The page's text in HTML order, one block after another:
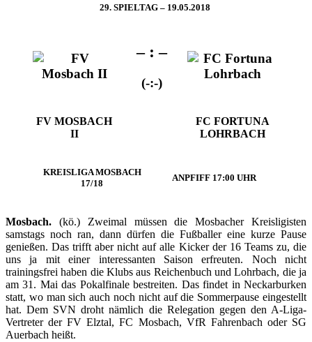
29. SPIELTAG – 19.05.2018
– : –
(-:-)
FV MOSBACH
II
FC FORTUNA
LOHRBACH
KREISLIGA MOSBACH
17/18
ANPFIFF 17:00 UHR
Mosbach. (kö.) Zweimal müssen die Mosbacher Kreisligisten
samstags noch ran, dann dürfen die Fußballer eine kurze Pause
genießen. Das trifft aber nicht auf alle Kicker der 16 Teams zu, die
uns ja mit einer interessanten Saison erfreuten. Noch nicht
trainingsfrei haben die Klubs aus Reichenbuch und Lohrbach, die ja
am 31. Mai das Pokalfinale bestreiten. Das findet in Neckarburken
statt, wo man sich auch noch nicht auf die Sommerpause eingestellt
hat. Dem SVN droht nämlich die Relegation gegen den A-Liga-
Vertreter der FV Elztal, FC Mosbach, VfR Fahrenbach oder SG
Auerbach heißt.